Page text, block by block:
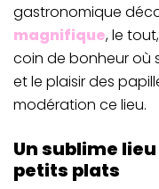
gastronomique
magnifique, le
coin de bonheur où
et le plaisir des
modération ce lieu.
Un sublime
petits plats